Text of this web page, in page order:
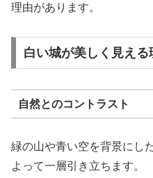
理由があります。
白い城が美しく見える
自然とのコントラスト
緑の山や青い空を背景にし
よって一層引き立ちます。